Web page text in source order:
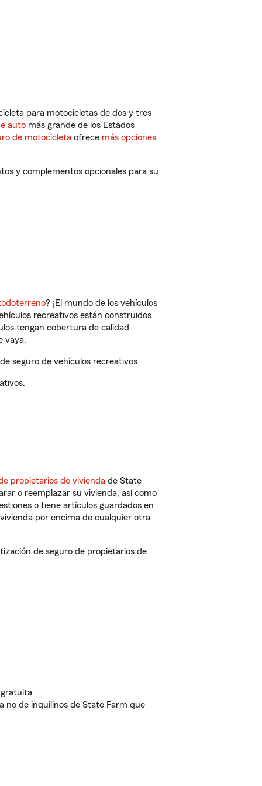
para motocicletas de dos y tres
auto más grande de los Estados
de motocicleta ofrece más opciones
y complementos opcionales para su
? ¡El mundo de los vehículos
recreativos están construidos
tengan cobertura de calidad
vaya.
seguro de vehículos recreativos.
propietarios de vivienda de State
o reemplazar su vivienda, así como
o tiene artículos guardados en
por encima de cualquier otra
de seguro de propietarios de
no de inquilinos de State Farm que